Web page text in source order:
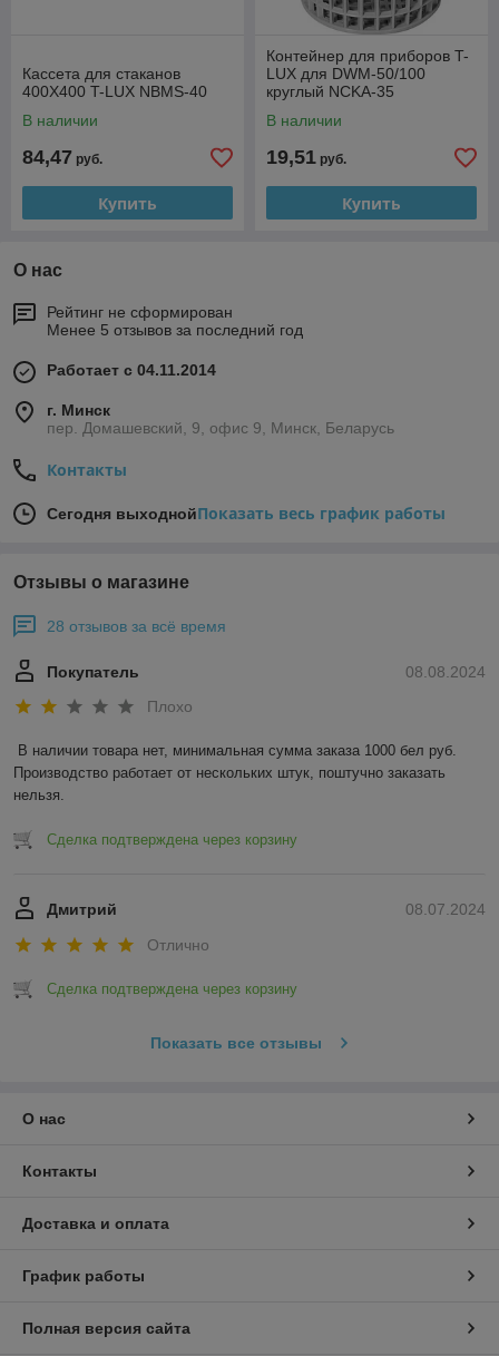
Кассета для стаканов
400Х400 T-LUX NBMS-40
В наличии
84,47 руб.
Купить
Контейнер для приборов T-
LUX для DWM-50/100
круглый NCKA-35
В наличии
19,51 руб.
Купить
О нас
Рейтинг не сформирован
Менее 5 отзывов за последний год
Работает с 04.11.2014
г. Минск
пер. Домашевский, 9, офис 9, Минск, Беларусь
Контакты
Сегодня выходнойПоказать весь график работы
Отзывы о магазине
28 отзывов за всё время
08.08.2024
Покупатель
Плохо
В наличии товара нет, минимальная сумма заказа 1000 бел руб.
Производство работает от нескольких штук, поштучно заказать
нельзя.
Сделка подтверждена через корзину
08.07.2024
Дмитрий
Отлично
Сделка подтверждена через корзину
Показать все отзывы
О нас
Контакты
Доставка и оплата
График работы
Полная версия сайта